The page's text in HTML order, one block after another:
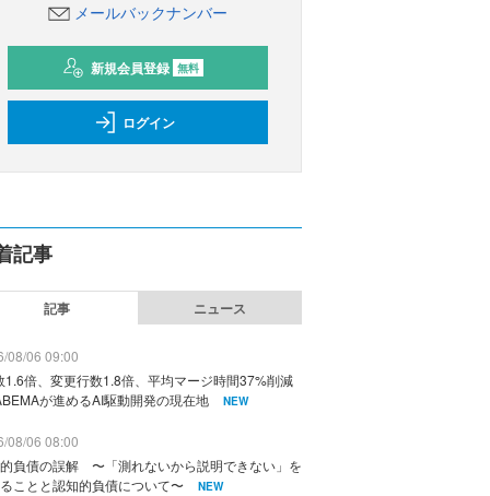
メールバックナンバー
新規会員登録 無料
ログイン
記事
記事 ニュース
08/06 09:00
1.6倍、変更行数1.8倍、平均マージ時間37%削減
が進めるAI駆動開発の現在地
NEW
08/06 08:00
負債の誤解 〜「測れないから説明できない」を
ことと認知的負債について〜
NEW